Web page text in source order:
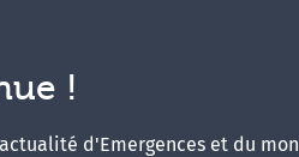
!
d'Emergences et du